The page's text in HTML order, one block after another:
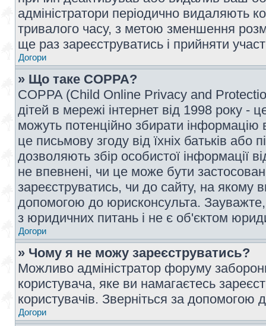
адміністратори періодично видаляють
тривалого часу, з метою зменшення
ще раз зареєструватись і прийняти
Догори
» Що таке COPPA?
COPPA (Child Online Privacy and
дітей в мережі інтернет від 1998 року -
можуть потенційно збирати інформацію
це письмову згоду від їхніх батьків або
дозволяють збір особистої інформації
не впевнені, чи це може бути
зареєструватись, чи до сайту, на якому
допомогою до юрисконсульта.
з юридичних питань і не є об'єктом
Догори
» Чому я не можу зареєструватись?
Можливо адміністратор форуму
користувача, яке ви намагаєтесь
користувачів. Зверніться за допомогою
Догори